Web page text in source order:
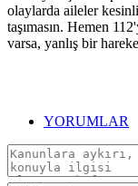
olaylarda aileler
taşımasın. Hemen
varsa, yanlış bir
YORUMLAR